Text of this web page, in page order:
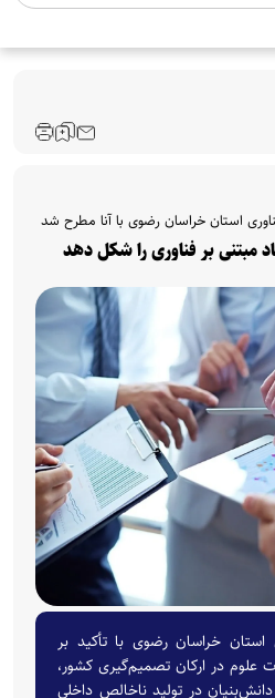
استان خراسان رضوی با آنا مطرح شد
مبتنی بر فناوری را شکل دهد
خراسان رضوی با تأکید بر
علوم در ارکان تصمیم‌گیری کشور،
در تولید ناخالص داخلی